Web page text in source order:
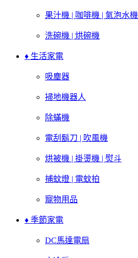
果汁機 | 咖啡機 | 氣泡水機
洗碗機 | 烘碗機
♦ 生活家電
吸塵器
掃地機器人
除蟎機
電刮鬍刀 | 吹風機
烘被機 | 掛燙機 | 熨斗
捕蚊燈 | 電蚊拍
寵物用品
♦ 季節家電
DC馬達電扇